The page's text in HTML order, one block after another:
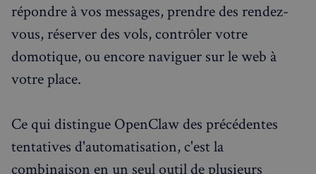
répondre à vos messages, prendre des rendez-
vous, réserver des vols, contrôler votre
domotique, ou encore naviguer sur le web à
votre place.
Ce qui distingue OpenClaw des précédentes
tentatives d'automatisation, c'est la
combinaison en un seul outil de plusieurs